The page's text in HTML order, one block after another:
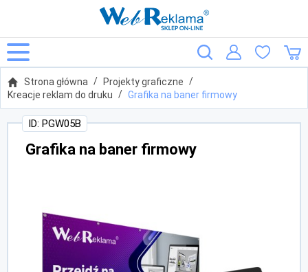
Strona główna
Projekty graficzne
Kreacje reklam do druku
Grafika na baner firmowy
Grafika na baner firmowy
ID: PGW05B